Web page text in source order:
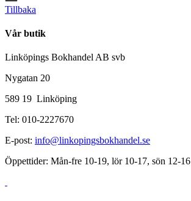
Tillbaka
Vår butik
Linköpings Bokhandel AB svb
Nygatan 20
589 19 Linköping
Tel: 010-2227670
E-post: info@linkopingsbokhandel.se
Öppettider: Mån-fre 10-19, lör 10-17, sön 12-16